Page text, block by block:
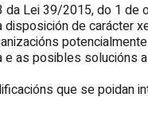
Lei 39/2015, do 1
de carácter
as posibles solucións
que se poidan